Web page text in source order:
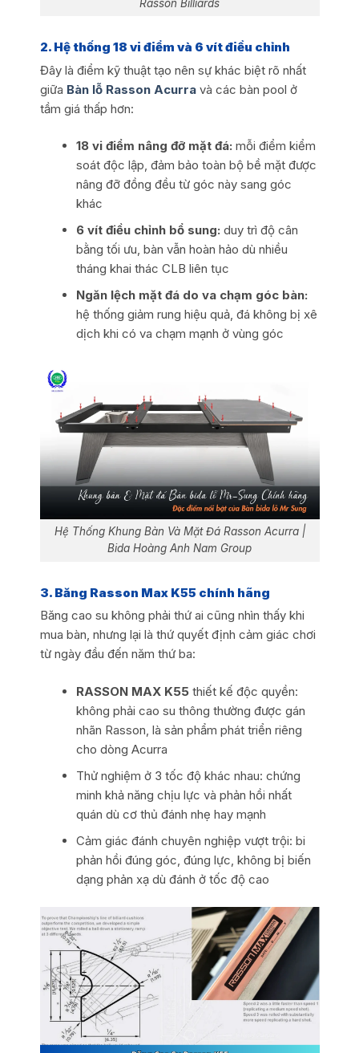
Rasson Billiards
2. Hệ thống 18 vi điểm và 6 vít điều chỉnh
Đây là điểm kỹ thuật tạo nên sự khác biệt rõ nhất
giữa Bàn lỗ Rasson Acurravà các bàn pool ở
tầm giá thấp hơn:
18 vi điểm nâng đỡ mặt đá: mỗi điểm kiểm
soát độc lập, đảm bảo toàn bộ bề mặt được
nâng đỡ đồng đều từ góc này sang góc
khác
6 vít điều chỉnh bổ sung: duy trì độ cân
bằng tối ưu, bàn vẫn hoàn hảo dù nhiều
tháng khai thác CLB liên tục
Ngăn lệch mặt đá do va chạm góc bàn:
hệ thống giảm rung hiệu quả, đá không bị xê
dịch khi có va chạm mạnh ở vùng góc
Hệ Thống Khung Bàn Và Mặt Đá Rasson Acurra |
Bida Hoàng Anh Nam Group
3. Băng Rasson Max K55 chính hãng
Băng cao su không phải thứ ai cũng nhìn thấy khi
mua bàn, nhưng lại là thứ quyết định cảm giác chơi
từ ngày đầu đến năm thứ ba:
RASSON MAX K55thiết kế độc quyền:
không phải cao su thông thường được gán
nhãn Rasson, là sản phẩm phát triển riêng
cho dòng Acurra
Thử nghiệm ở 3 tốc độ khác nhau: chứng
minh khả năng chịu lực và phản hồi nhất
quán dù cơ thủ đánh nhẹ hay mạnh
Cảm giác đánh chuyên nghiệp vượt trội: bi
phản hồi đúng góc, đúng lực, không bị biến
dạng phản xạ dù đánh ở tốc độ cao